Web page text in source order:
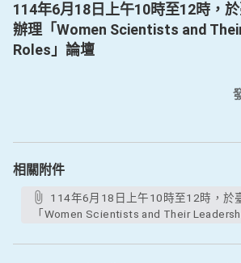
114年6月18日上午10時至12時，
辦理「Women Scientists and
Roles」論壇
相關附件
「Women Scientists and Their